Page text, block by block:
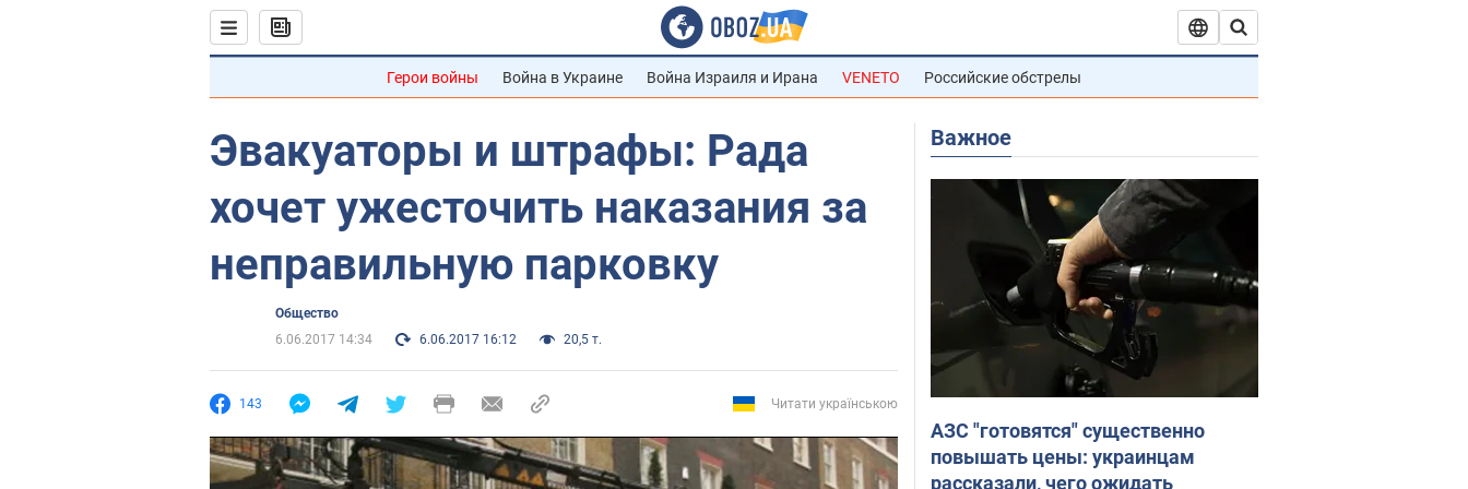
Герои войны Война в Украине Война Израиля и Ирана VENETO Российские обстрелы
Эвакуаторы и штрафы: Рада
хочет ужесточить наказания за
неправильную парковку
Общество
6.06.2017 14:34
6.06.2017 16:12 20,5 т.
143 Читати українською
Важное
АЗС "готовятся" существенно
повышать цены: украинцам
рассказали, чего ожидать